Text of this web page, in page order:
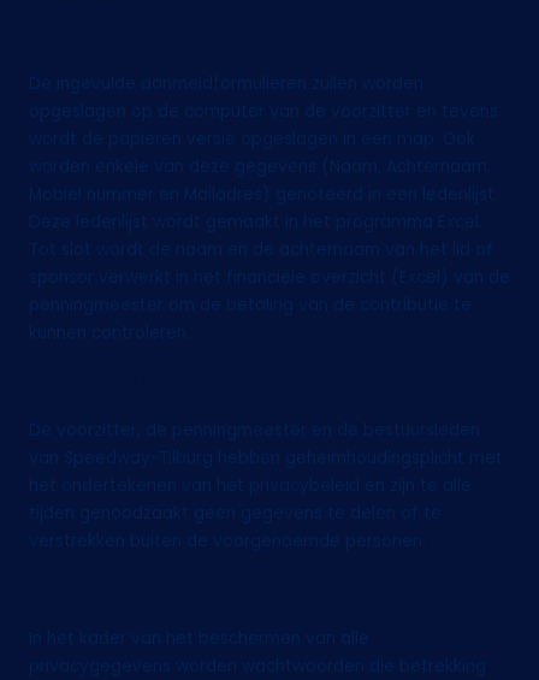
De ingevulde aanmeldformulieren zullen worden
opgeslagen op de computer van de voorzitter en tevens
wordt de papieren versie opgeslagen in een map. Ook
worden enkele van deze gegevens (Naam, Achternaam,
Mobiel nummer en Mailadres) genoteerd in een ledenlijst.
Deze ledenlijst wordt gemaakt in het programma Excel.
Tot slot wordt de naam en de achternaam van het lid of
sponsor verwerkt in het financiële overzicht (Excel) van de
penningmeester om de betaling van de contributie te
De voorzitter, de penningmeester en de bestuursleden
van Speedway-Tilburg hebben geheimhoudingsplicht met
het ondertekenen van het privacybeleid en zijn te alle
tijden genoodzaakt geen gegevens te delen of te
verstrekken buiten de voorgenoemde personen.
In het kader van het beschermen van alle
privacygegevens worden wachtwoorden die betrekking